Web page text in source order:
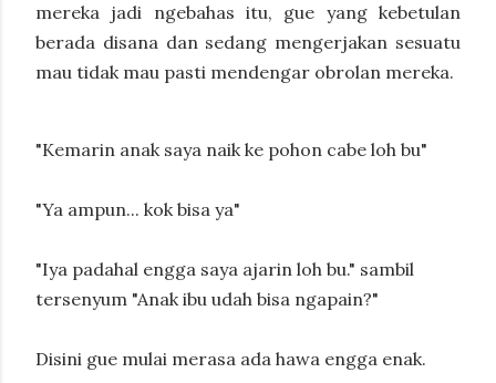
mereka jadi ngebahas itu, gue yang kebetulan
berada disana dan sedang mengerjakan sesuatu
mau tidak mau pasti mendengar obrolan mereka.
"Kemarin anak saya naik ke pohon cabe loh bu"
"Ya ampun... kok bisa ya"
"Iya padahal engga saya ajarin loh bu." sambil
tersenyum "Anak ibu udah bisa ngapain?"
Disini gue mulai merasa ada hawa engga enak.